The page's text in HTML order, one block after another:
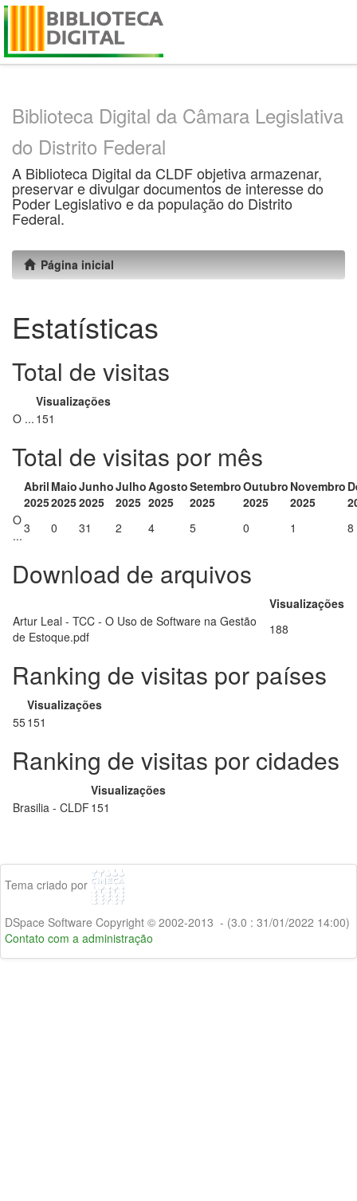
Skip
Biblioteca Digital da Câmara Legislativa
do Distrito Federal
A Biblioteca Digital da CLDF objetiva armazenar,
preservar e divulgar documentos de interesse do
Poder Legislativo e da população do Distrito
Federal.
Página inicial
Estatísticas
Total de visitas
Visualizações
O ... 151
Total de visitas por mês
Abril
2025
Maio
2025
Junho
2025
Julho
2025
Agosto
2025
Setembro
2025
Outubro
2025
Novembro
2025
O
...3 0 31 2 4 5 0 1 8
Download de arquivos
Visualizações
Artur Leal - TCC - O Uso de Software na Gestão
de Estoque.pdf
188
Ranking de visitas por países
Visualizações
55151
Ranking de visitas por cidades
Visualizações
Brasilia - CLDF 151
Tema criado por
DSpace Software Copyright © 2002-2013 - (3.0 : 31/01/2022 14:00)
Contato com a administração